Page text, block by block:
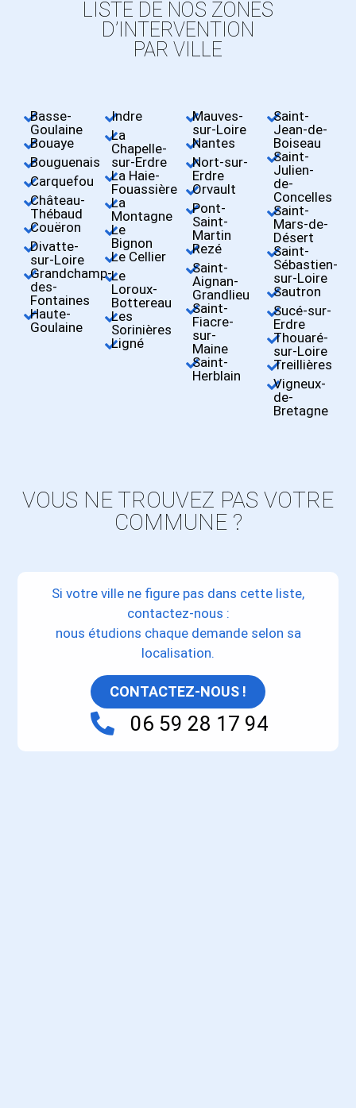
LISTE DE NOS ZONES
D’INTERVENTION
PAR VILLE
Basse-
Goulaine
Bouaye
Bouguenais
Carquefou
Château-
Thébaud
Couëron
Divatte-
sur-Loire
Grandchamp-
des-
Fontaines
Haute-
Goulaine
Indre
La
Chapelle-
sur-Erdre
La Haie-
Fouassière
La
Montagne
Le
Bignon
Le Cellier
Le
Loroux-
Bottereau
Les
Sorinières
Ligné
Mauves-
sur-Loire
Nantes
Nort-sur-
Erdre
Orvault
Pont-
Saint-
Martin
Rezé
Saint-
Aignan-
Grandlieu
Saint-
Fiacre-
sur-
Maine
Saint-
Herblain
Saint-
Jean-de-
Boiseau
Saint-
Julien-
de-
Concelles
Saint-
Mars-de-
Désert
Saint-
Sébastien-
sur-Loire
Sautron
Sucé-sur-
Erdre
Thouaré-
sur-Loire
Treillières
Vigneux-
de-
Bretagne
VOUS NE TROUVEZ PAS VOTRE
COMMUNE ?
Si votre ville ne figure pas dans cette liste,
contactez-nous :
nous étudions chaque demande selon sa
localisation.
CONTACTEZ-NOUS !
06 59 28 17 94